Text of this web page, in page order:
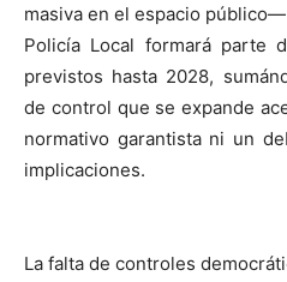
masiva en el espacio
Policía Local formará parte
previstos hasta 2028,
de control que se expande
normativo garantista ni un
implicaciones.
La falta de controles